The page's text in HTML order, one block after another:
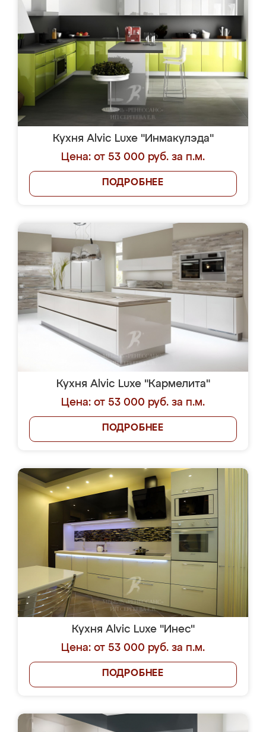
Кухня Alvic Luxe "Инмакулэда"
Цена: от 53 000 руб. за п.м.
ПОДРОБНЕЕ
Кухня Alvic Luxe "Кармелита"
Цена: от 53 000 руб. за п.м.
ПОДРОБНЕЕ
Кухня Alvic Luxe "Инес"
Цена: от 53 000 руб. за п.м.
ПОДРОБНЕЕ